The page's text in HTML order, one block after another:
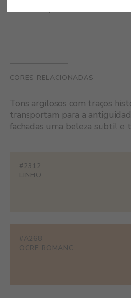
CORES RELACIONADAS
Tons argilosos com traços
transportam para a
fachadas uma beleza subtil e
#2312
LINHO
#A268
OCRE ROMANO